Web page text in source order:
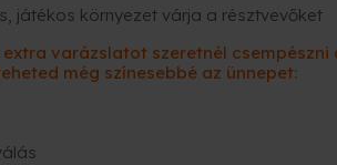
játékos környezet várja a résztvevőket
extra varázslatot szeretnél
még színesebbé az ünnepet: